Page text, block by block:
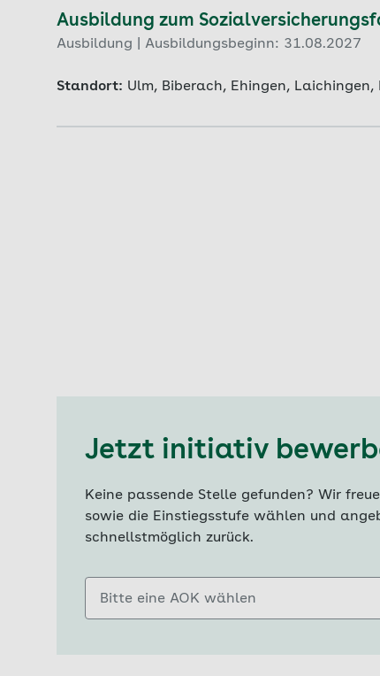
Ausbildung zum
Ausbildung | Ausbildungsbeginn: 31.08.2027
Standort: Ulm, Biberach, Ehingen,
Jetzt initiativ
Keine passende Stelle gefunden? Wir
sowie die Einstiegsstufe wählen und
schnellstmöglich zurück.